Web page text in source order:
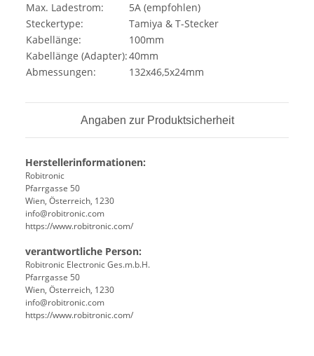
Max. Ladestrom:
5A (empfohlen)
Steckertype:
Tamiya & T-Stecker
Kabellänge:
100mm
Kabellänge (Adapter):40mm
Abmessungen:
132x46,5x24mm
Angaben zur Produktsicherheit
Herstellerinformationen:
Robitronic
Pfarrgasse 50
Wien, Österreich, 1230
info@robitronic.com
https://www.robitronic.com/
verantwortliche Person:
Robitronic Electronic Ges.m.b.H.
Pfarrgasse 50
Wien, Österreich, 1230
info@robitronic.com
https://www.robitronic.com/